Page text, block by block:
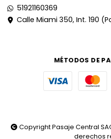
51921160369
Calle Miami 350, Int. 190
MÉTODOS DE
Copyright Pasaje Central
derechos